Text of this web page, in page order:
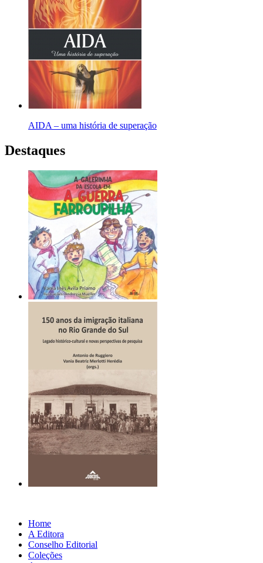
AIDA – uma história de superação
Destaques
Home
A Editora
Conselho Editorial
Coleções